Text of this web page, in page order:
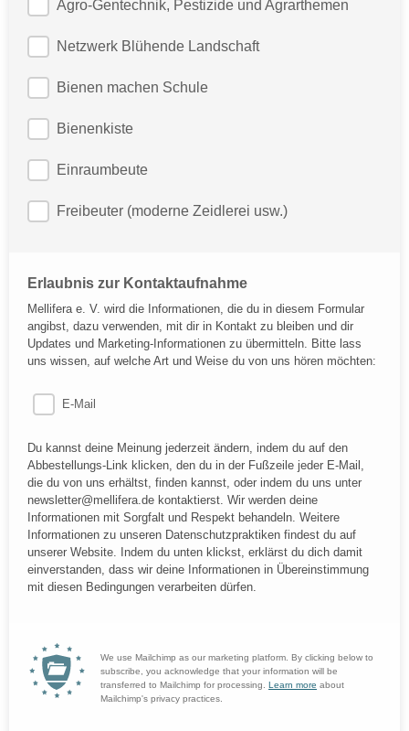
Agro-Gentechnik, Pestizide und Agrarthemen
Netzwerk Blühende Landschaft
Bienen machen Schule
Bienenkiste
Einraumbeute
Freibeuter (moderne Zeidlerei usw.)
Erlaubnis zur Kontaktaufnahme
Mellifera e. V. wird die Informationen, die du in diesem Formular
angibst, dazu verwenden, mit dir in Kontakt zu bleiben und dir
Updates und Marketing-Informationen zu übermitteln. Bitte lass
uns wissen, auf welche Art und Weise du von uns hören möchten:
E-Mail
Du kannst deine Meinung jederzeit ändern, indem du auf den
Abbestellungs-Link klicken, den du in der Fußzeile jeder E-Mail,
die du von uns erhältst, finden kannst, oder indem du uns unter
newsletter@mellifera.de kontaktierst. Wir werden deine
Informationen mit Sorgfalt und Respekt behandeln. Weitere
Informationen zu unseren Datenschutzpraktiken findest du auf
unserer Website. Indem du unten klickst, erklärst du dich damit
einverstanden, dass wir deine Informationen in Übereinstimmung
mit diesen Bedingungen verarbeiten dürfen.
We use Mailchimp as our marketing platform. By clicking below to
subscribe, you acknowledge that your information will be
transferred to Mailchimp for processing. Learn more about
Mailchimp's privacy practices.